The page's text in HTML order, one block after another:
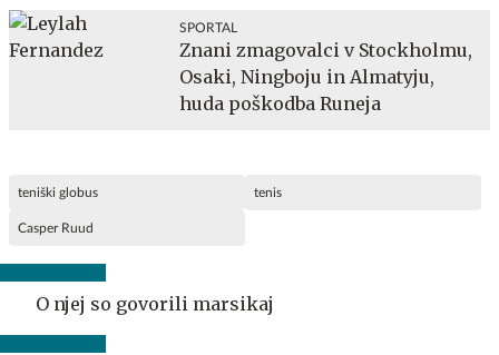
SPORTAL
Znani zmagovalci v Stockholmu,
Osaki, Ningboju in Almatyju,
huda poškodba Runeja
teniški globus tenis
Casper Ruud
O njej so govorili marsikaj